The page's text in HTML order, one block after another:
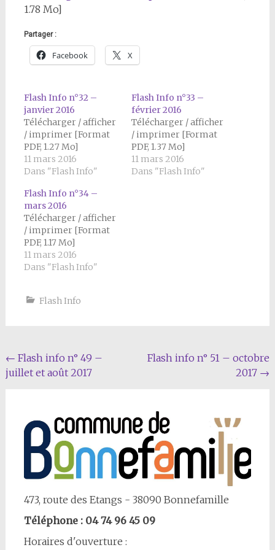
1.78 Mo]
Partager :
Facebook X
Flash Info n°32 –
janvier 2016
Télécharger / afficher
/ imprimer [Format
PDF, 1.27 Mo]
11 mars 2016
Dans "Flash Info"
Flash Info n°33 –
février 2016
Télécharger / afficher
/ imprimer [Format
PDF, 1.37 Mo]
11 mars 2016
Dans "Flash Info"
Flash Info n°34 –
mars 2016
Télécharger / afficher
/ imprimer [Format
PDF, 1.17 Mo]
11 mars 2016
Dans "Flash Info"
Flash Info
Navigation
Article
← Flash info n° 49 –
juillet et août 2017
Flash info n° 51 – octobre
2017 →
473, route des Etangs - 38090 Bonnefamille
Téléphone : 04 74 96 45 09
Horaires d'ouverture :